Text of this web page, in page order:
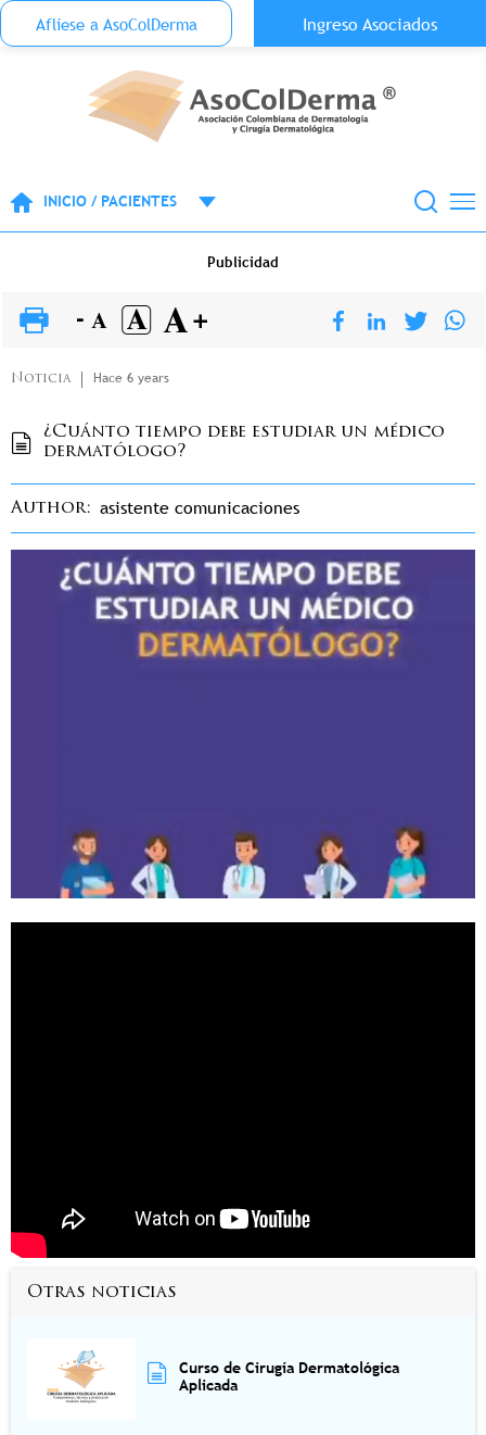
Pasar al contenido principal
Menu Top Anónimo
Aflíese a AsoColDerma Ingreso Asociados
INICIO / PACIENTES
Publicidad
Noticia Hace 6 years
¿Cuánto tiempo debe estudiar un médico
dermatólogo?
Author asistente comunicaciones
Otras noticias
Curso de Cirugía Dermatológica
Aplicada